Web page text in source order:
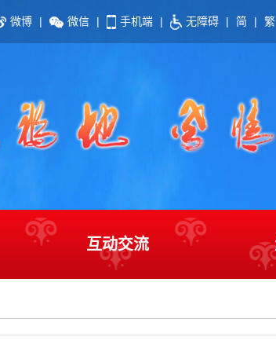
微博 | 微信 | 手机端 | 无障碍 | 简 | 繁
互动交流